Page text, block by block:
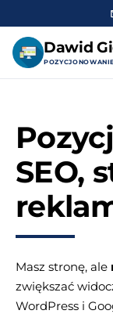
Dawid
treści
SEO,
Masz stronę, ale
zwiększać
WordPress i